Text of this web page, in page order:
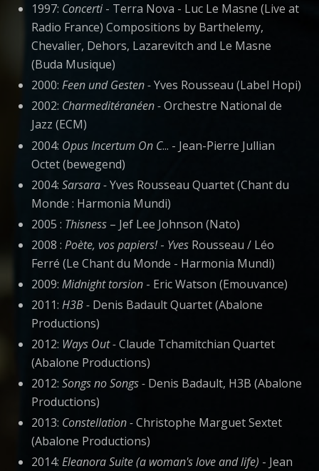
1997: Concerti- Terra Nova - Luc Le Masne (Live at
Radio France) Compositions by Barthelemy,
Chevalier, Dehors, Lazarevitch and Le Masne
(Buda Musique)
2000: Feen und Gesten -Yves Rousseau (Label Hopi)
2002: Charmeditéranéen -Orchestre National de
Jazz (ECM)
2004: Opus Incertum On C... - Jean-Pierre Jullian
Octet (bewegend)
2004: Sarsara -Yves Rousseau Quartet (Chant du
Monde : Harmonia Mundi)
2005 : Thisness – Jef Lee Johnson (Nato)
2008 : Poète, vos papiers!- Yves Rousseau / Léo
Ferré (Le Chant du Monde - Harmonia Mundi)
2009: Midnight torsion - Eric Watson (Emouvance)
2011: H3B - Denis Badault Quartet (Abalone
Productions)
2012: Ways Out -Claude Tchamitchian Quartet
(Abalone Productions)
2012: Songs no Songs - Denis Badault, H3B (Abalone
Productions)
2013: Constellation -Christophe Marguet Sextet
(Abalone Productions)
2014: Eleanora Suite (a woman's love and life) - Jean